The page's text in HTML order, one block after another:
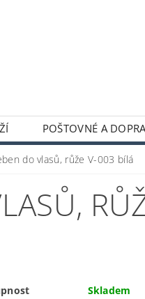
POŠTOVNÉ A
do vlasů, růže V-003 bílá
Skladem